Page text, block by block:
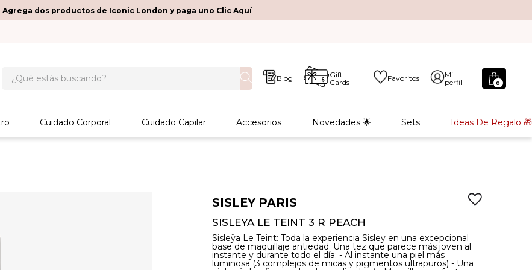
Agrega dos productos de Iconic London y paga uno Clic Aquí
Blog
Gift
Cards
Favoritos
Mi
perfil
0
Cuidado Corporal Cuidado Capilar Accesorios Novedades 🌟 Sets Ideas De Regalo 🎁
SISLEY PARIS
SISLEYA LE TEINT 3 R PEACH
Sisleÿa Le Teint: Toda la experiencia Sisley en una excepcional
base de maquillaje antiedad. Una tez que parece más joven al
instante y durante todo el día: - Al instante una piel más
luminosa (3 complejos de micas y pigmentos ultrapuros) - Una